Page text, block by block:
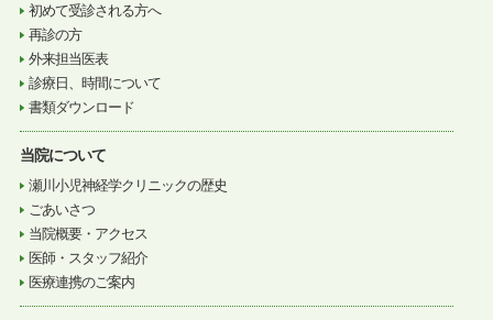
初めて受診される方へ
再診の方
外来担当医表
診療日、時間について
書類ダウンロード
当院について
瀬川小児神経学クリニックの歴史
ごあいさつ
当院概要・アクセス
医師・スタッフ紹介
医療連携のご案内